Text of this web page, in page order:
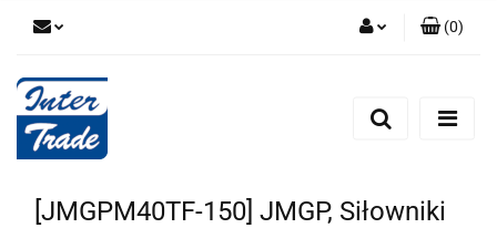
Zarejestruj się
(0)
[JMGPM40TF-150] JMGP, Siłowniki